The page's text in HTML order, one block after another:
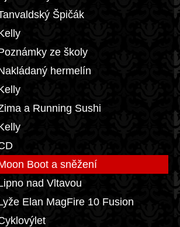
Špičák
ze školy
hermelín
a Running Sushi
Boot a sněžení
nad Vltavou
Elan MagFire 10 Fusion